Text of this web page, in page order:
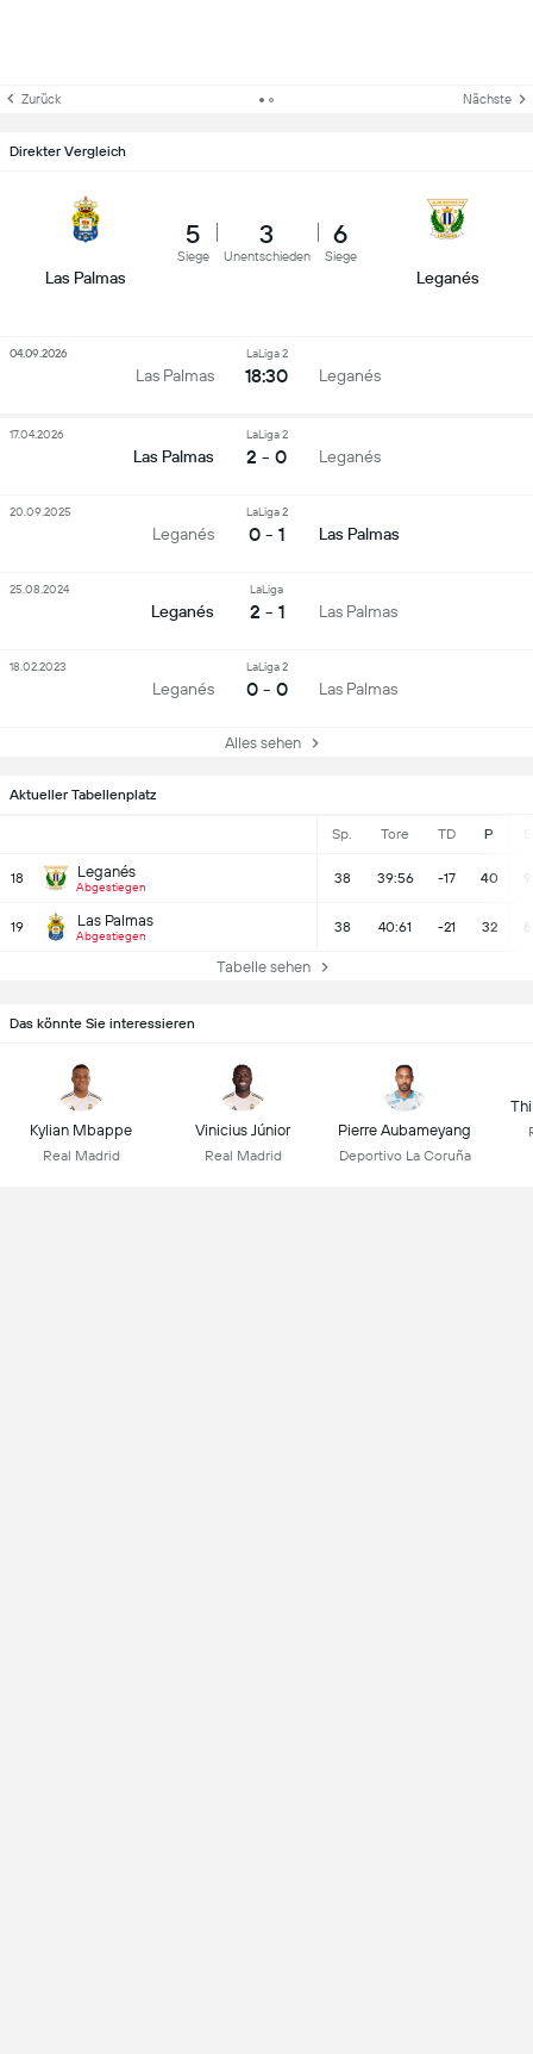
Aktueller Tabellenplatz
Sp. Tore TD P
18 Leganés
Abgestiegen
38 39:56 -17 40 9
19 Las Palmas
Abgestiegen
38 40:61 -21 32 8
Tabelle sehen
Zurück Nächste
Direkter Vergleich
Las Palmas
5
Siege
3
Unentschieden
6
Siege
Leganés
Las Palmas
LaLiga 2
18:30 Leganés
04.09.2026
Las Palmas
LaLiga 2
2 - 0 Leganés
17.04.2026
Leganés
LaLiga 2
0 - 1 Las Palmas
20.09.2025
Leganés
LaLiga
2 - 1 Las Palmas
25.08.2024
Leganés
LaLiga 2
0 - 0 Las Palmas
18.02.2023
Alles sehen
Das könnte Sie interessieren
Kylian Mbappe
Real Madrid
Vinicius Júnior
Real Madrid
Pierre Aubameyang
Deportivo La Coruña